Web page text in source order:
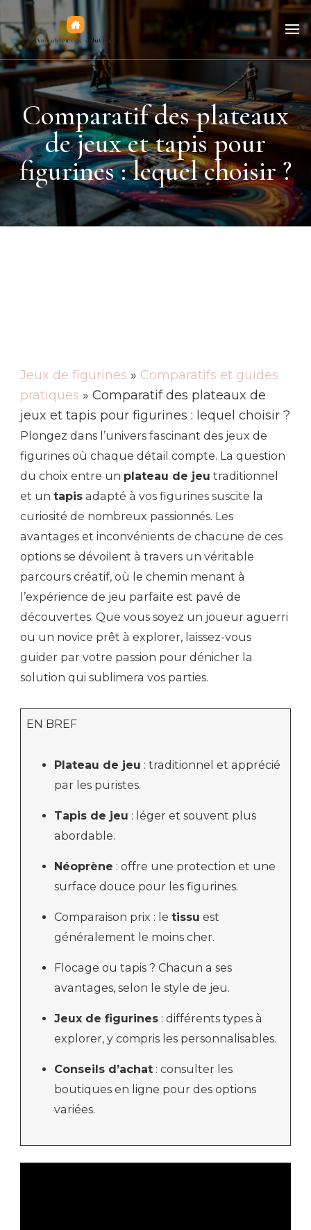
Jeux de figurines
Comparatif des plateaux
de jeux et tapis pour
figurines : lequel choisir ?
Jeux de figurines » Comparatifs et guides
pratiques » Comparatif des plateaux de
jeux et tapis pour figurines : lequel choisir ?
Plongez dans l’univers fascinant des jeux de
figurines où chaque détail compte. La question
du choix entre un plateau de jeu traditionnel
et un tapis adapté à vos figurines suscite la
curiosité de nombreux passionnés. Les
avantages et inconvénients de chacune de ces
options se dévoilent à travers un véritable
parcours créatif, où le chemin menant à
l’expérience de jeu parfaite est pavé de
découvertes. Que vous soyez un joueur aguerri
ou un novice prêt à explorer, laissez-vous
guider par votre passion pour dénicher la
solution qui sublimera vos parties.
EN BREF
Plateau de jeu : traditionnel et apprécié
par les puristes.
Tapis de jeu : léger et souvent plus
abordable.
Néoprène : offre une protection et une
surface douce pour les figurines.
Comparaison prix : le tissu est
généralement le moins cher.
Flocage ou tapis ? Chacun a ses
avantages, selon le style de jeu.
Jeux de figurines: différents types à
explorer, y compris les personnalisables.
Conseils d’achat: consulter les
boutiques en ligne pour des options
variées.